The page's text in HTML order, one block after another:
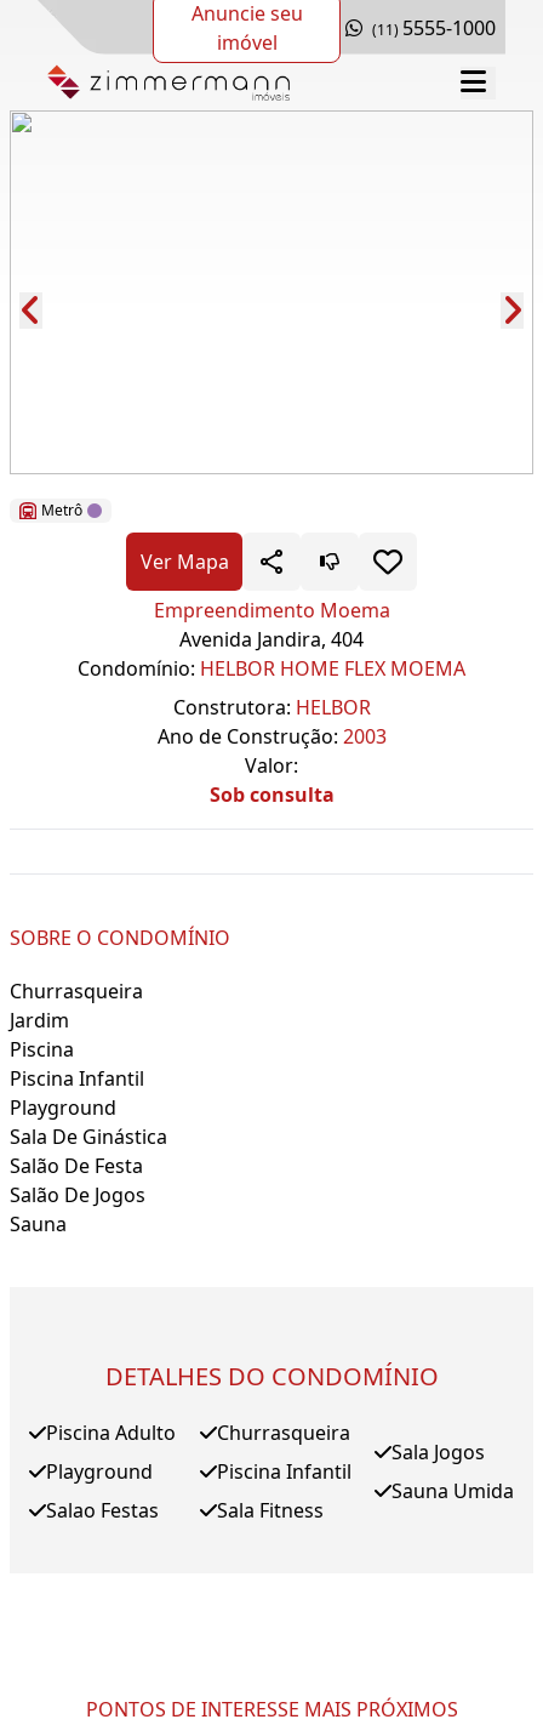
Anuncie seu
imóvel
(11) 5555-1000
Metrô
Ver Mapa
Empreendimento Moema
Avenida Jandira, 404
Condomínio: HELBOR HOME FLEX MOEMA
Construtora: HELBOR
Ano de Construção: 2003
Valor:
Sob consulta
SOBRE O CONDOMÍNIO
Churrasqueira
Jardim
Piscina
Piscina Infantil
Playground
Sala De Ginástica
Salão De Festa
Salão De Jogos
Sauna
DETALHES DO CONDOMÍNIO
Piscina Adulto
Playground
Salao Festas
Churrasqueira
Piscina Infantil
Sala Fitness
Sala Jogos
Sauna Umida
PONTOS DE INTERESSE MAIS PRÓXIMOS